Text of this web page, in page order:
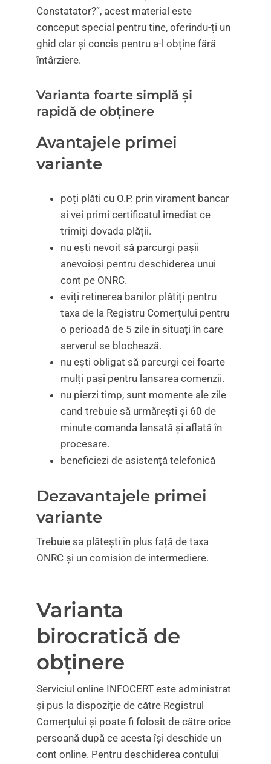
Constatator?”, acest material este
conceput special pentru tine, oferindu-ți un
ghid clar și concis pentru a-l obține fără
întârziere.
Varianta foarte simplă și
rapidă de obținere
Avantajele primei
variante
poți plăti cu O.P. prin virament bancar
si vei primi certificatul imediat ce
trimiți dovada plății.
nu ești nevoit să parcurgi pașii
anevoioși pentru deschiderea unui
cont pe ONRC.
eviți retinerea banilor plătiți pentru
taxa de la Registru Comerțului pentru
o perioadă de 5 zile în situați în care
serverul se blochează.
nu ești obligat să parcurgi cei foarte
mulți pași pentru lansarea comenzii.
nu pierzi timp, sunt momente ale zile
cand trebuie să urmărești și 60 de
minute comanda lansată și aflată în
procesare.
beneficiezi de asistență telefonică
Dezavantajele primei
variante
Trebuie sa plătești în plus față de taxa
ONRC și un comision de intermediere.
Varianta
birocratică de
obținere
Serviciul online INFOCERT este administrat
și pus la dispoziție de către Registrul
Comerțului și poate fi folosit de către orice
persoană după ce acesta își deschide un
cont online. Pentru deschiderea contului